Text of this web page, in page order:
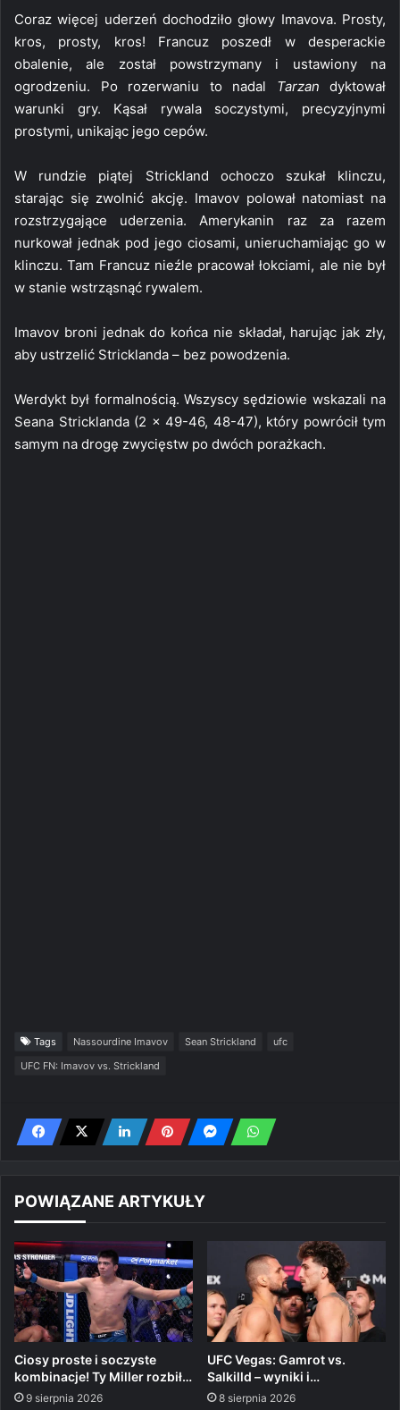
Coraz więcej uderzeń dochodziło głowy Imavova. Prosty,
kros, prosty, kros! Francuz poszedł w desperackie
obalenie, ale został powstrzymany i ustawiony na
ogrodzeniu. Po rozerwaniu to nadal Tarzan dyktował
warunki gry. Kąsał rywala soczystymi, precyzyjnymi
prostymi, unikając jego cepów.
W rundzie piątej Strickland ochoczo szukał klinczu,
starając się zwolnić akcję. Imavov polował natomiast na
rozstrzygające uderzenia. Amerykanin raz za razem
nurkował jednak pod jego ciosami, unieruchamiając go w
klinczu. Tam Francuz nieźle pracował łokciami, ale nie był
w stanie wstrząsnąć rywalem.
Imavov broni jednak do końca nie składał, harując jak zły,
aby ustrzelić Stricklanda – bez powodzenia.
Werdykt był formalnością. Wszyscy sędziowie wskazali na
Seana Stricklanda (2 x 49-46, 48-47), który powrócił tym
samym na drogę zwycięstw po dwóch porażkach.
Tags Nassourdine Imavov Sean Strickland
ufc
UFC FN: Imavov vs. Strickland
POWIĄZANE ARTYKUŁY
Ciosy proste i soczyste
kombinacje! Ty Miller rozbił…
9 sierpnia 2026
UFC Vegas: Gamrot vs.
Salkilld – wyniki i…
8 sierpnia 2026